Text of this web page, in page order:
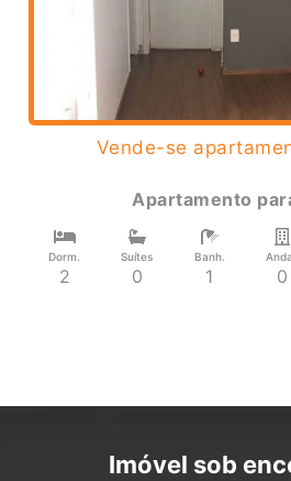
Vende-se
Apartamento
Dorm.
2
Suítes
0
Banh.
1 0
Imóvel sob